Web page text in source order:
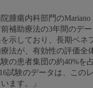
瘍内科部門のMariano
補助療法の3年間のデ
示しており、長期ベネ
法が、有効性の評価
の患者集団の約40%を
試験のデータは、こ
ます。」